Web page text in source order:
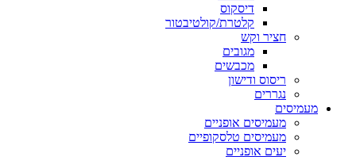
דיסקוס
קלטרת/קולטיבטור
חציר וקש
מגובים
מכבשים
ריסוס ודישון
נגררים
מעמיסים
מעמיסים אופניים
מעמיסים טלסקופיים
יעים אופניים